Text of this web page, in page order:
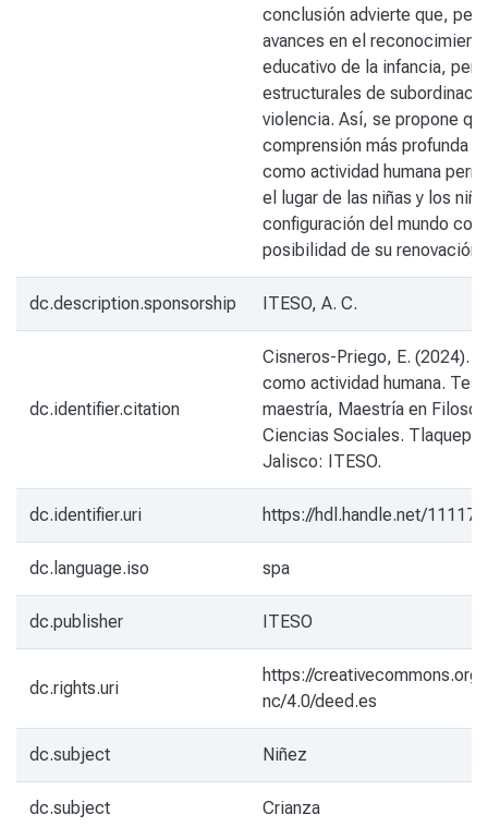
conclusión advierte que,
avances en el
educativo de la infancia,
estructurales de
violencia. Así, se propone
comprensión más profunda
como actividad humana
el lugar de las niñas y los
configuración del mundo
posibilidad de su renovación.
dc.description.sponsorship ITESO, A. C.
dc.identifier.citation
Cisneros-Priego, E. (2024).
como actividad humana.
maestría, Maestría en
Ciencias Sociales.
Jalisco: ITESO.
dc.identifier.uri https://hdl.handle.net/11117/
dc.language.iso spa
dc.publisher ITESO
dc.rights.uri
https://
nc/4.0/deed.es
dc.subject Niñez
dc.subject Crianza